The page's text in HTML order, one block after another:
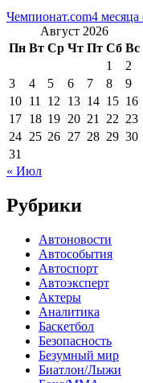
Чемпионат.com4 месяца
Август 2026
Пн Вт Ср Чт Пт Сб Вс
1
2
3
4 5 6 7 8
9
10 11 12 13 14 15 16
17 18 19 20 21 22 23
24 25 26 27 28 29 30
31
« Июл
Рубрики
Автоновости
Автособытия
Автоспорт
Автоэксперт
Актеры
Аналитика
Баскетбол
Безопасность
Безумный мир
Биатлон/Лыжи